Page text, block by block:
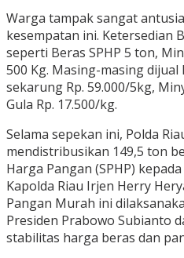
Warga tampak sangat
kesempatan ini. Ketersedian
seperti Beras SPHP 5 ton,
500 Kg. Masing-masing dijual
sekarung Rp. 59.000/5kg,
Gula Rp. 17.500/kg.
Selama sepekan ini, Polda
mendistribusikan 149,5 ton
Harga Pangan (SPHP)
Kapolda Riau Irjen Herry
Pangan Murah ini
Presiden Prabowo Subianto
stabilitas harga beras dan